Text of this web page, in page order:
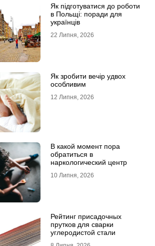
Як підготуватися до роботи
в Польщі: поради для
українців
22 Липня, 2026
Як зробити вечір удвох
особливим
12 Липня, 2026
В какой момент пора
обратиться в
наркологический центр
10 Липня, 2026
Рейтинг присадочных
прутков для сварки
углеродистой стали